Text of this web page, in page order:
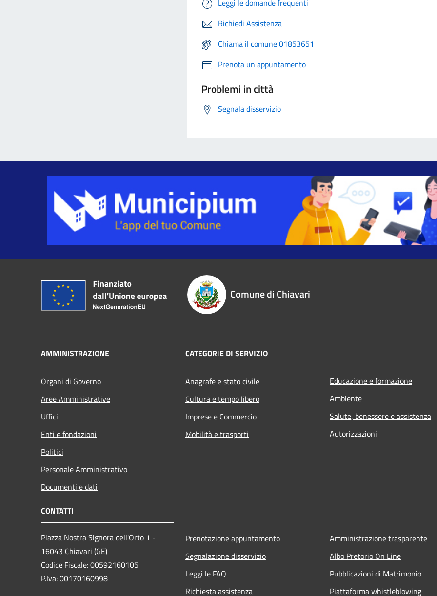
Leggi le domande frequenti
Richiedi Assistenza
Chiama il comune 01853651
Prenota un appuntamento
Problemi in città
Segnala disservizio
Comune di Chiavari
AMMINISTRAZIONE
Organi di Governo
Aree Amministrative
Uffici
Enti e fondazioni
Politici
Personale Amministrativo
Documenti e dati
CATEGORIE DI SERVIZIO
Anagrafe e stato civile
Cultura e tempo libero
Imprese e Commercio
Mobilità e trasporti
Educazione e formazione
Ambiente
Salute, benessere e assistenza
Autorizzazioni
CONTATTI
Piazza Nostra Signora dell'Orto 1 -
16043 Chiavari (GE)
Codice Fiscale: 00592160105
P.Iva: 00170160998
Prenotazione appuntamento
Segnalazione disservizio
Leggi le FAQ
Richiesta assistenza
Amministrazione trasparente
Albo Pretorio On Line
Pubblicazioni di Matrimonio
Piattaforma whistleblowing